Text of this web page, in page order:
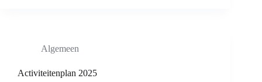
Algemeen
Activiteitenplan 2025